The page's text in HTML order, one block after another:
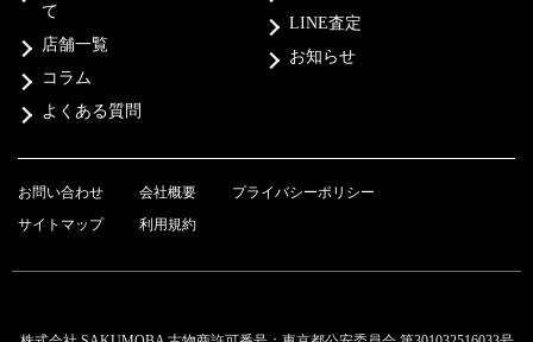
て
店舗一覧
コラム
よくある質問
LINE査定
お知らせ
お問い合わせ 会社概要
プライバシーポリシー
サイトマップ
利用規約